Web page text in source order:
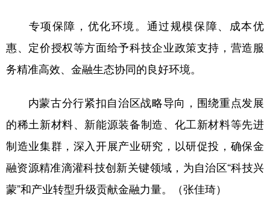
专项保障，优化环境。通过规模保障、成本优
惠、定价授权等方面给予科技企业政策支持，营造服
务精准高效、金融生态协同的良好环境。
内蒙古分行紧扣自治区战略导向，围绕重点发展
的稀土新材料、新能源装备制造、化工新材料等先进
制造业集群，深入开展产业研究，以研促投，确保金
融资源精准滴灌科技创新关键领域，为自治区“科技兴
蒙”和产业转型升级贡献金融力量。（张佳琦）